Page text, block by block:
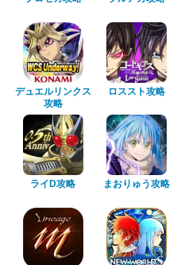
デュエルリンクス
攻略
ロススト攻略
ライD攻略 まおりゅう攻略